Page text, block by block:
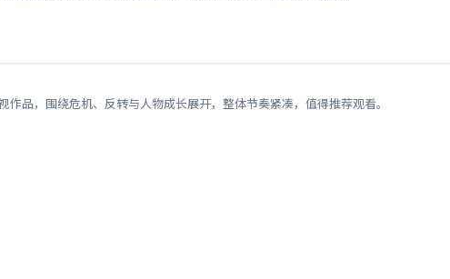
品，围绕危机、反转与人物成长展开，整体节奏紧凑，值得推荐观看。